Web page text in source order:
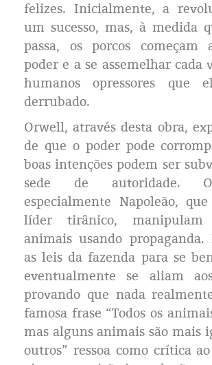
felizes. Inicialmente, a
um sucesso, mas, à medida
passa, os porcos começam
poder e a se assemelhar cada
humanos opressores que
derrubado.
Orwell, através desta obra,
de que o poder pode
boas intenções podem ser
sede de autoridade.
especialmente Napoleão,
líder tirânico,
animais usando propaganda.
as leis da fazenda para se
eventualmente se aliam
provando que nada
famosa frase “Todos os
mas alguns animais são mais
outros” ressoa como crítica